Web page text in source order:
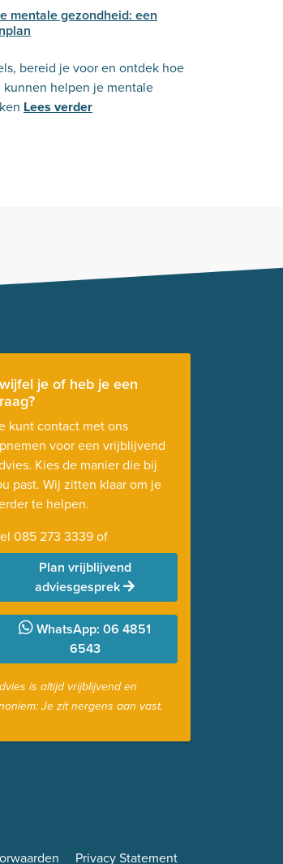
mentale gezondheid: een
bereid je voor en ontdek hoe
helpen je mentale
Lees verder
je of heb je een
kunt contact met ons
voor een vrijblijvend
Kies de manier die bij
past. Wij zitten klaar om je
te helpen.
085 273 3339of
Plan vrijblijvend
adviesgesprek
WhatsApp: 06 4851
6543
is altijd vrijblijvend en
Je zit nergens aan vast.
Privacy Statement